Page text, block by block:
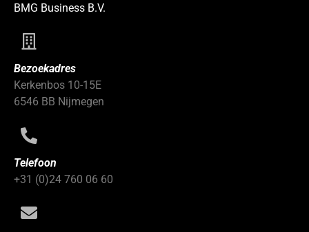
BMG Business B.V.
Bezoekadres
Kerkenbos 10-15E
6546 BB Nijmegen
Telefoon
+31 (0)24 760 06 60